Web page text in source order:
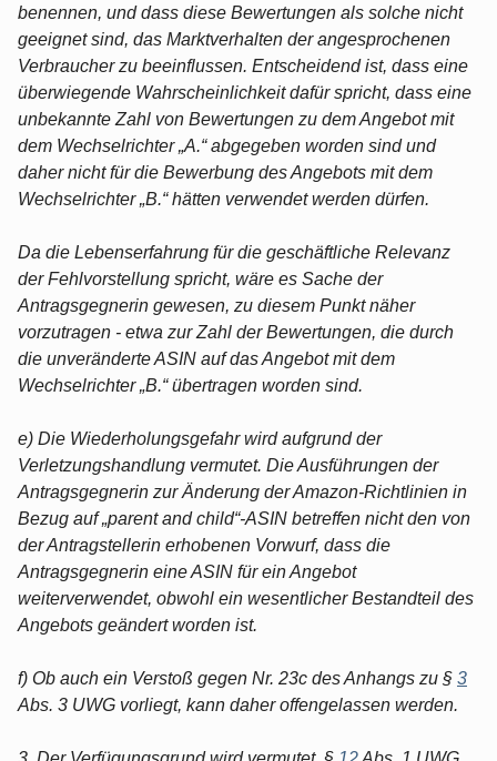
benennen, und dass diese Bewertungen als solche nicht
geeignet sind, das Marktverhalten der angesprochenen
Verbraucher zu beeinflussen. Entscheidend ist, dass eine
überwiegende Wahrscheinlichkeit dafür spricht, dass eine
unbekannte Zahl von Bewertungen zu dem Angebot mit
dem Wechselrichter „A.“ abgegeben worden sind und
daher nicht für die Bewerbung des Angebots mit dem
Wechselrichter „B.“ hätten verwendet werden dürfen.
Da die Lebenserfahrung für die geschäftliche Relevanz
der Fehlvorstellung spricht, wäre es Sache der
Antragsgegnerin gewesen, zu diesem Punkt näher
vorzutragen - etwa zur Zahl der Bewertungen, die durch
die unveränderte ASIN auf das Angebot mit dem
Wechselrichter „B.“ übertragen worden sind.
e) Die Wiederholungsgefahr wird aufgrund der
Verletzungshandlung vermutet. Die Ausführungen der
Antragsgegnerin zur Änderung der Amazon-Richtlinien in
Bezug auf „parent and child“-ASIN betreffen nicht den von
der Antragstellerin erhobenen Vorwurf, dass die
Antragsgegnerin eine ASIN für ein Angebot
weiterverwendet, obwohl ein wesentlicher Bestandteil des
Angebots geändert worden ist.
f) Ob auch ein Verstoß gegen Nr. 23c des Anhangs zu § 3
Abs. 3 UWG vorliegt, kann daher offengelassen werden.